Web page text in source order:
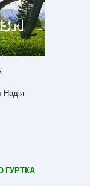
Надія
ГУРТКА